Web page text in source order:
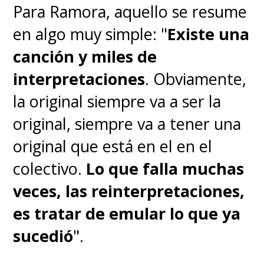
Para Ramora, aquello se resume
en algo muy simple: "Existe una
canción y miles de
interpretaciones. Obviamente,
la original siempre va a ser la
original, siempre va a tener una
original que está en el en el
colectivo. Lo que falla muchas
veces, las reinterpretaciones,
es tratar de emular lo que ya
sucedió".